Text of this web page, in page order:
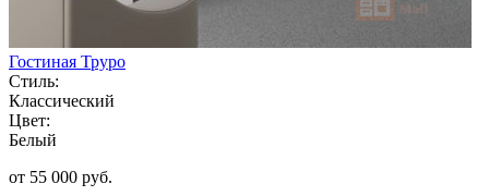
Гостиная Труро
Стиль:
Классический
Цвет:
Белый
от 55 000 руб.